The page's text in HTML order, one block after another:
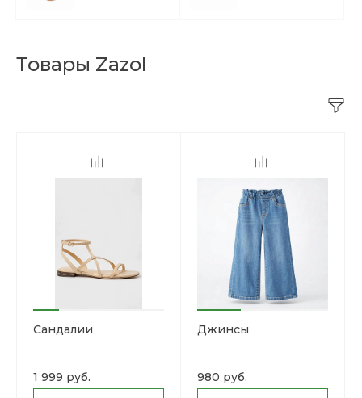
Товары Zazol
Сандалии
1 999 руб.
Джинсы
980 руб.